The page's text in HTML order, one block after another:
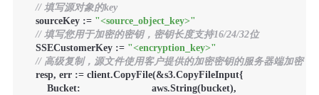
// 填写源对象的key
    sourceKey :=
"<source_object_key>"
// 填写您用于加密的密钥，密钥长度支持16/24/32位
    SSECustomerKey :=
"<encryption_key>"
// 高级复制，源文件使用客户提供的加密密钥的服务器端加密（
    resp, err := client.CopyFile(&s3.CopyFileInput{
        Bucket:                         aws.String(bucket),